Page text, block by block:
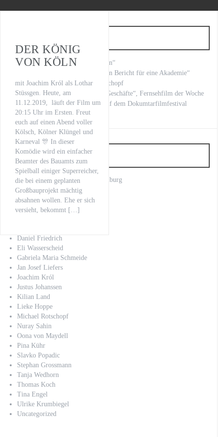
WILSBERG – VATERFREUDEN
Der letzte Beat
Oona von Maydell
Michael Rotschopf und Charlotte Puder
TV-Premiere
„Fritzie – Der Himmel muss warten“
DER KÖNIG
VON KÖLN
mit Joachim Król als Lothar
Stüssgen. Heute, am
11.12.2019, läuft der Film um
20:15 Uhr im Ersten. Freut
euch auf einen Abend voller
Kölsch, Kölner Klüngel und
Karneval 🎊 In dieser
Komödie wird ein einfacher
Beamter des Bauamts zum
Spielball einiger Superreicher,
die bei einem geplanten
Großbauprojekt mächtig
absahnen wollen. Ehe er sich
versieht, bekommt […]
„Fritzie – Der Himmel muss warten“
Kilian Land brilliert in Kafkas „Ein Bericht für eine Akademie“
„LOVE LETTERS“ Michael Rotschopf
mit Stephan Grossmann „Kranke Geschäfte“, Fernsehfilm der Woche
unsere Regisseurin Nuray Sahin auf dem Dokumtarfilmfestival
Artist
Anno Kaspar Friedrich von Heimburg
Axel Prahl
Bettina Schoeller Bouju
Charlotte Puder
Daniel Friedrich
Eli Wasserscheid
Gabriela Maria Schmeide
Jan Josef Liefers
Joachim Król
Justus Johanssen
Kilian Land
Lieke Hoppe
Michael Rotschopf
Nuray Sahin
Oona von Maydell
Pina Kühr
Slavko Popadic
Stephan Grossmann
Tanja Wedhorn
Thomas Koch
Tina Engel
Ulrike Krumbiegel
Uncategorized